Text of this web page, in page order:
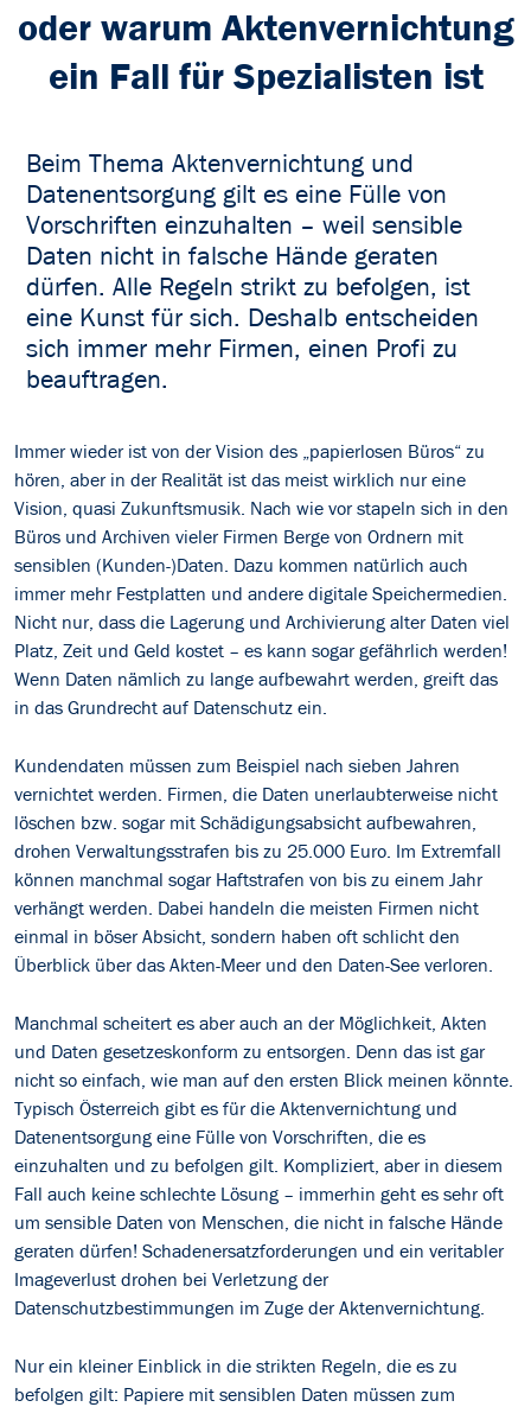
oder warum Aktenvernichtung
ein Fall für Spezialisten ist
Beim Thema Aktenvernichtung und
Datenentsorgung gilt es eine Fülle von
Vorschriften einzuhalten – weil sensible
Daten nicht in falsche Hände geraten
dürfen. Alle Regeln strikt zu befolgen, ist
eine Kunst für sich. Deshalb entscheiden
sich immer mehr Firmen, einen Profi zu
beauftragen.
Immer wieder ist von der Vision des „papierlosen Büros“ zu
hören, aber in der Realität ist das meist wirklich nur eine
Vision, quasi Zukunftsmusik. Nach wie vor stapeln sich in den
Büros und Archiven vieler Firmen Berge von Ordnern mit
sensiblen (Kunden-)Daten. Dazu kommen natürlich auch
immer mehr Festplatten und andere digitale Speichermedien.
Nicht nur, dass die Lagerung und Archivierung alter Daten viel
Platz, Zeit und Geld kostet – es kann sogar gefährlich werden!
Wenn Daten nämlich zu lange aufbewahrt werden, greift das
in das Grundrecht auf Datenschutz ein.
Kundendaten müssen zum Beispiel nach sieben Jahren
vernichtet werden. Firmen, die Daten unerlaubterweise nicht
löschen bzw. sogar mit Schädigungsabsicht aufbewahren,
drohen Verwaltungsstrafen bis zu 25.000 Euro. Im Extremfall
können manchmal sogar Haftstrafen von bis zu einem Jahr
verhängt werden. Dabei handeln die meisten Firmen nicht
einmal in böser Absicht, sondern haben oft schlicht den
Überblick über das Akten-Meer und den Daten-See verloren.
Manchmal scheitert es aber auch an der Möglichkeit, Akten
und Daten gesetzeskonform zu entsorgen. Denn das ist gar
nicht so einfach, wie man auf den ersten Blick meinen könnte.
Typisch Österreich gibt es für die Aktenvernichtung und
Datenentsorgung eine Fülle von Vorschriften, die es
einzuhalten und zu befolgen gilt. Kompliziert, aber in diesem
Fall auch keine schlechte Lösung – immerhin geht es sehr oft
um sensible Daten von Menschen, die nicht in falsche Hände
geraten dürfen! Schadenersatzforderungen und ein veritabler
Imageverlust drohen bei Verletzung der
Datenschutzbestimmungen im Zuge der Aktenvernichtung.
Nur ein kleiner Einblick in die strikten Regeln, die es zu
befolgen gilt: Papiere mit sensiblen Daten müssen zum